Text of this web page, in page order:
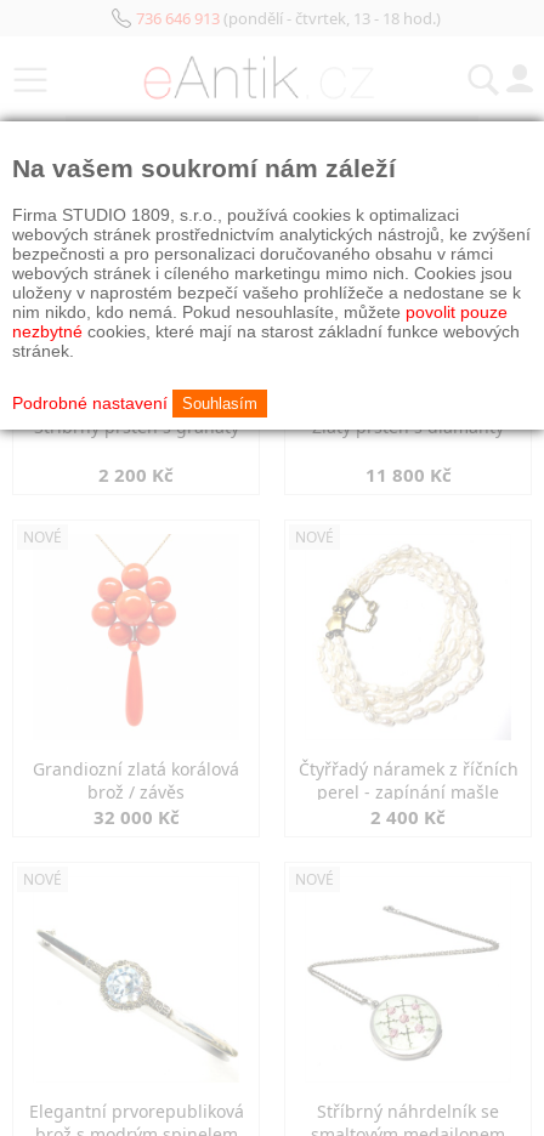
736 646 913(pondělí - čtvrtek, 13 - 18 hod.)
Stříbrný prsten s granáty
2 200 Kč
Zlatý prsten s diamanty
11 800 Kč
NOVÉ
Grandiozní zlatá korálová
brož / závěs
32 000 Kč
NOVÉ
Čtyřřadý náramek z říčních
perel - zapínání mašle
2 400 Kč
NOVÉ
Elegantní prvorepubliková
NOVÉ
Stříbrný náhrdelník se
Na vašem soukromí nám záleží
Firma STUDIO 1809, s.r.o., používá cookies k optimalizaci
webových stránek prostřednictvím analytických nástrojů, ke zvýšení
bezpečnosti a pro personalizaci doručovaného obsahu v rámci
webových stránek i cíleného marketingu mimo nich. Cookies jsou
uloženy v naprostém bezpečí vašeho prohlížeče a nedostane se k
nim nikdo, kdo nemá. Pokud nesouhlasíte, můžete povolit pouze
nezbytné cookies, které mají na starost základní funkce webových
stránek.
Podrobné nastavení Souhlasím